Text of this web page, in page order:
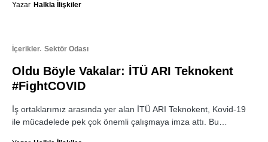
Yazar Halkla İlişkiler
İçerikler Sektör Odası
Oldu Böyle Vakalar: İTÜ ARI Teknokent
#FightCOVID
İş ortaklarımız arasında yer alan İTÜ ARI Teknokent, Kovid-19
ile mücadelede pek çok önemli çalışmaya imza attı. Bu…